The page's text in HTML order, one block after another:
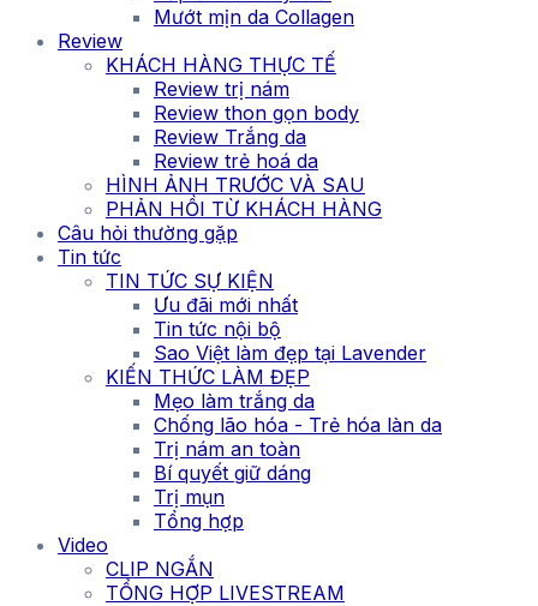
Mướt mịn da Collagen
Review
KHÁCH HÀNG THỰC TẾ
Review trị nám
Review thon gọn body
Review Trắng da
Review trẻ hoá da
HÌNH ẢNH TRƯỚC VÀ SAU
PHẢN HỒI TỪ KHÁCH HÀNG
Câu hỏi thường gặp
Tin tức
TIN TỨC SỰ KIỆN
Ưu đãi mới nhất
Tin tức nội bộ
Sao Việt làm đẹp tại Lavender
KIẾN THỨC LÀM ĐẸP
Mẹo làm trắng da
Chống lão hóa - Trẻ hóa làn da
Trị nám an toàn
Bí quyết giữ dáng
Trị mụn
Tổng hợp
Video
CLIP NGẮN
TỔNG HỢP LIVESTREAM